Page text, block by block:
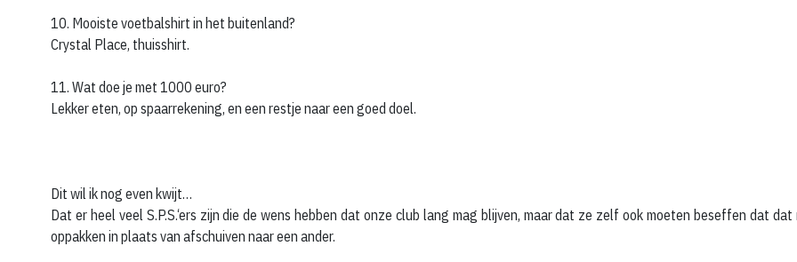
10. Mooiste voetbalshirt in het buitenland?
Crystal Place, thuisshirt.
11. Wat doe je met 1000 euro?
Lekker eten, op spaarrekening, en een restje naar een goed doel.
Dit wil ik nog even kwijt…
Dat er heel veel S.P.S.‘ers zijn die de wens hebben dat onze club lang mag blijven, maar dat ze zelf ook moeten beseffen dat
oppakken in plaats van afschuiven naar een ander.